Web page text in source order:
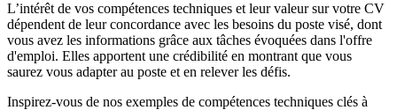
L’intérêt de vos compétences techniques et leur valeur sur votre CV
dépendent de leur concordance avec les besoins du poste visé, dont
vous avez les informations grâce aux tâches évoquées dans l'offre
d'emploi. Elles apportent une crédibilité en montrant que vous
saurez vous adapter au poste et en relever les défis.
Inspirez-vous de nos exemples de compétences techniques clés à